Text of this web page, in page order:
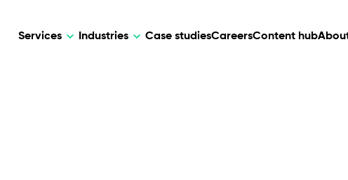
Services Industries Case studiesCareersContent hub